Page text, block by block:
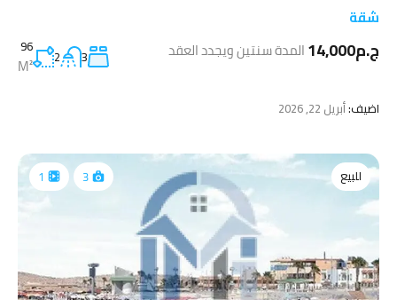
شقة
ج.م14,000 المدة سنتين ويجدد العقد 3
2
96
M²
اضيف:أبريل 22, 2026
للبيع 3
1